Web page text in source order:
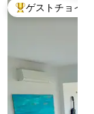
大好評のゲスト
ゲストチョイス